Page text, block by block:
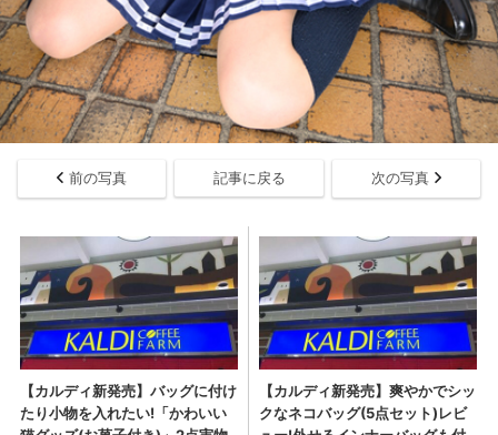
前の写真 記事に戻る 次の写真